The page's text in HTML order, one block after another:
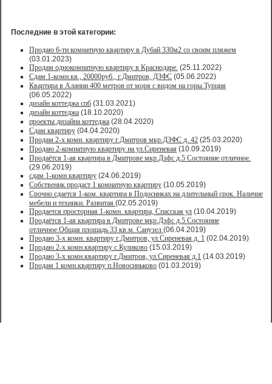
Последние в этой категории:
Продаю 6-ти комнатную квартиру в Дубай 330м2 со своим пляжем
(03.01.2023)
Продам однокомнатную квартиру в Краснодаре. (25.11.2022)
Сдам 1-комн.кв., 20000руб., г.Дмитров, ДЗФС (05.06.2022)
Квартира в Алании 400 метров от моря с видом на горы.Турция
(06.05.2022)
дизайн коттеджа спб (31.03.2021)
дизайн коттеджа (18.10.2020)
проекты дизайна коттеджа (28.04.2020)
Сдам квартиру (04.04.2020)
Продам 2-х комн. квартиру г.Дмитров мкр.ДЗФС д. 42 (25.03.2020)
Продаю 2-комнатную квартиру на ул.Сиреневая (10.09.2019)
Продаётся 1-ая квартира в Дмитрове мкр.Дзфс д.5 Состояние отличное.
(29.06.2019)
сдам 1-комн квартиру (24.06.2019)
Собственик продаст 1 комнатную квартиру (10.05.2019)
Срочно сдается 1-ком. квартира в Подосинках на длительный срок. Наличие
мебели и техники. Развитая (02.05.2019)
Продается просторная 1-комн. квартира, Спасская ул (10.04.2019)
Продаётся 1-ая квартира в Дмитрове мкр.Дзфс д.5 Состояние
отличное.Общая площадь 33 кв.м. Санузел (06.04.2019)
Продаю 3-х комн. квартиру г.Дмитров, ул.Сиреневая д. 1 (02.04.2019)
Продаю 2-х комн.квартиру с.Куликово (15.03.2019)
Продаю 3-х комн.квартиру г.Дмитров, ул.Сиреневая д.1 (14.03.2019)
Продам 1 комн.квартиру п.Новосиньково (01.03.2019)